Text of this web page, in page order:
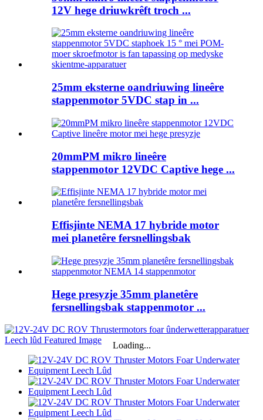
12V hege driuwkrêft troch ...
25mm eksterne oandriuwing lineêre
stappenmotor 5VDC stap in ...
20mmPM mikro lineêre
stappenmotor 12VDC Captive hege ...
Effisjinte NEMA 17 hybride motor
mei planetêre fersnellingsbak
Hege presyzje 35mm planetêre
fersnellingsbak stappenmotor ...
Loading...